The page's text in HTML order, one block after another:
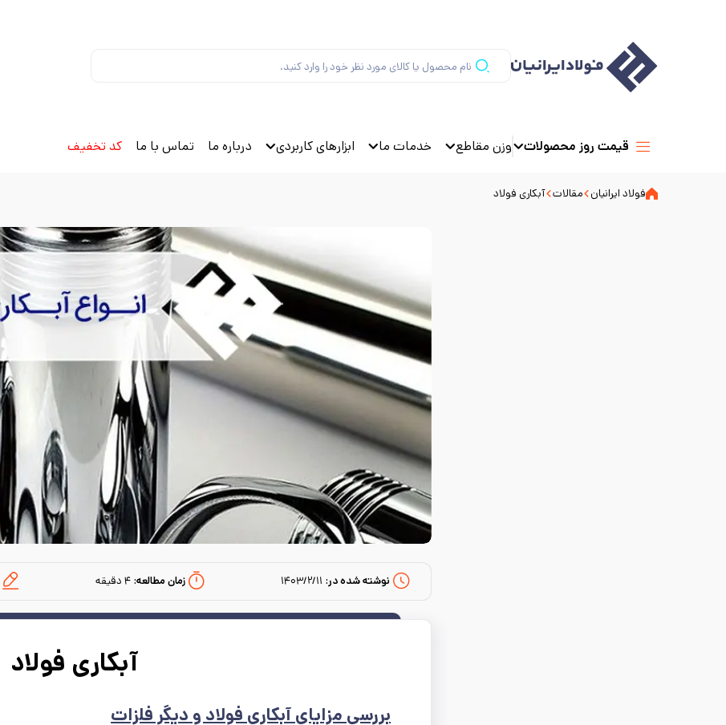
قیمت روز محصولات وزن مقاطع خدمات ما ابزارهای کاربردی درباره ما تماس با ما کد تخفیف
فولاد ایرانیان مقالات آبکاری فولاد
نوشته شده در: ۱۴۰۳/۲/۱۱ زمان مطالعه:‌ ۴ دقیقه
آبکاری فولاد
بررسی مزایای آبکاری فولاد و دیگر فلزات